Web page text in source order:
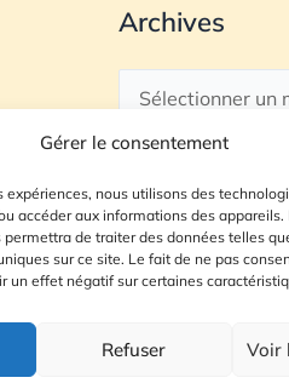
Gérer le consentement
expériences, nous utilisons des
accéder aux informations des
permettra de traiter des données telles
sur ce site. Le fait de ne pas
un effet négatif sur certaines
Refuser Voir
Archives